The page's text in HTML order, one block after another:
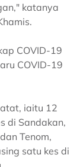
katanya
COVID-19
COVID-19
iaitu 12
di Sandakan,
Tenom,
satu kes di